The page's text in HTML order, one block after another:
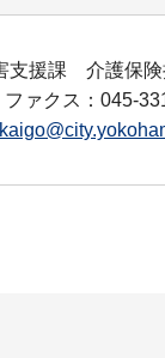
支援課 介護保険
ファクス：045-